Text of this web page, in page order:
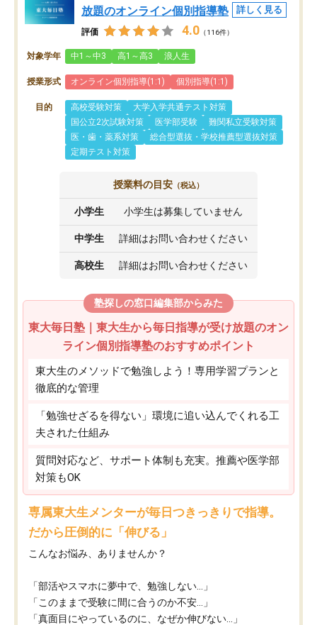
放題のオンライン個別指導塾
詳しく見る
評価 4.0 （116件）
対象学年 中1～中3 高1～高3 浪人生
授業形式 オンライン個別指導(1:1) 個別指導(1:1)
目的 高校受験対策
大学入学共通テスト対策
国公立2次試験対策
医学部受験
難関私立受験対策
医・歯・薬系対策
総合型選抜・学校推薦型選抜対策
定期テスト対策
授業料の目安 （税込）
小学生 小学生は募集していません
中学生 詳細はお問い合わせください
高校生 詳細はお問い合わせください
塾探しの窓口編集部からみた
東大毎日塾｜東大生から毎日指導が受け放題のオン
ライン個別指導塾のおすすめポイント
東大生のメソッドで勉強しよう！専用学習プランと
徹底的な管理
「勉強せざるを得ない」環境に追い込んでくれる工
夫された仕組み
質問対応など、サポート体制も充実。推薦や医学部
対策もOK
専属東大生メンターが毎日つきっきりで指導。
だから圧倒的に「伸びる」
こんなお悩み、ありませんか？
「部活やスマホに夢中で、勉強しない…」
「このままで受験に間に合うのか不安…」
「真面目にやっているのに、なぜか伸びない…」